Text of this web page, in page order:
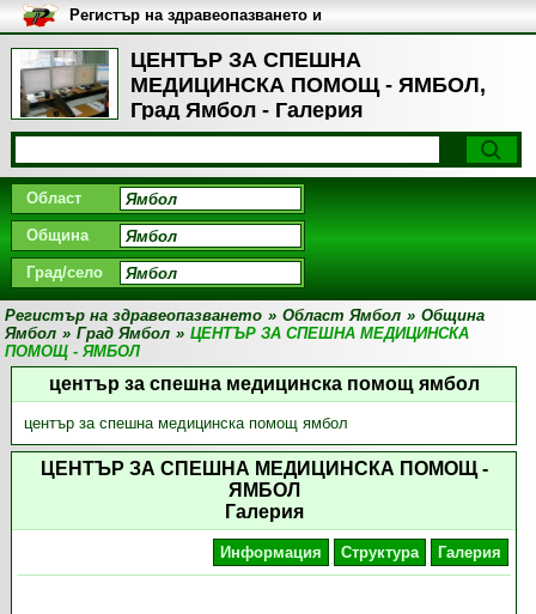
ЦЕНТЪР ЗА СПЕШНА
МЕДИЦИНСКА ПОМОЩ - ЯМБОЛ,
Град Ямбол - Галерия
Регистър на здравеопазването и
медицинските заведения в
България
Област
Община
Град/село
Регистър на здравеопазването » Област Ямбол » Община
Ямбол » Град Ямбол » ЦЕНТЪР ЗА СПЕШНА МЕДИЦИНСКА
ПОМОЩ - ЯМБОЛ
център за спешна медицинска помощ ямбол
център за спешна медицинска помощ ямбол
ЦЕНТЪР ЗА СПЕШНА МЕДИЦИНСКА ПОМОЩ -
ЯМБОЛ
Галерия
Информация Структура Галерия